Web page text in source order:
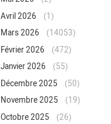
Avril 2026
(1)
Mars 2026
(14053)
Février 2026
(472)
Janvier 2026
(55)
Décembre 2025
(50)
Novembre 2025
(19)
Octobre 2025
(26)